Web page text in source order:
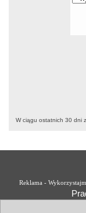
W ciągu ostatnich 30 dni
Reklama -